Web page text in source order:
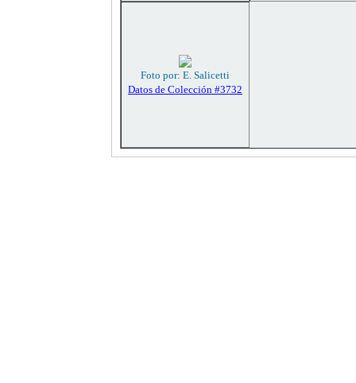
Foto por: E. Salicetti
Datos de Colección #3732